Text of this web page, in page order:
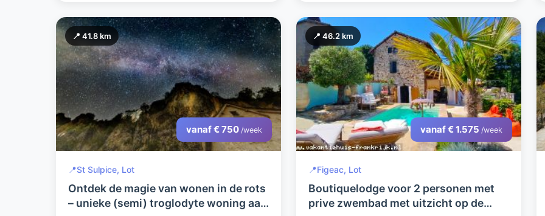
📍 41.8 km
vanaf € 750 /week
📍St Sulpice, Lot
Ontdek de magie van wonen in de rots
– unieke (semi) troglodyte woning aan
📍 46.2 km
vanaf € 1.575 /week
📍Figeac, Lot
Boutiquelodge voor 2 personen met
prive zwembad met uitzicht op de